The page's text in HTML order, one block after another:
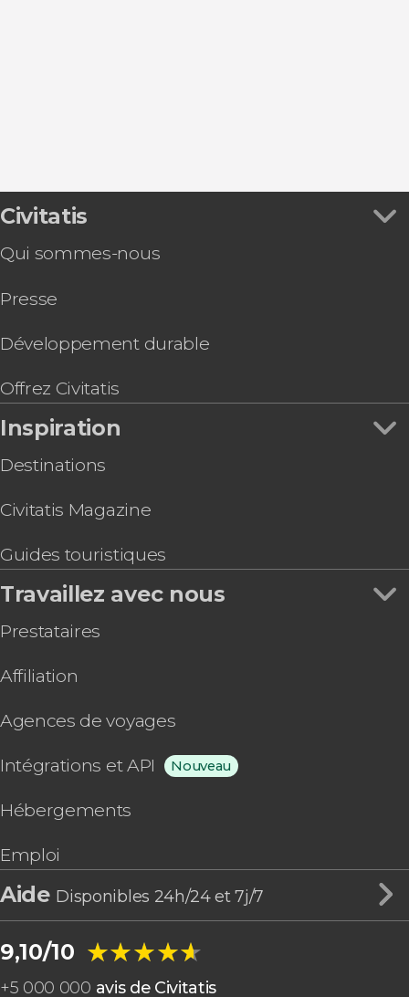
Civitatis
Qui sommes-nous
Presse
Développement durable
Offrez Civitatis
Inspiration
Destinations
Civitatis Magazine
Guides touristiques
Travaillez avec nous
Prestataires
Affiliation
Agences de voyages
Intégrations et API Nouveau
Hébergements
Emploi
Aide Disponibles 24h/24 et 7j/7
9,10/10 ★★★★★
★★★★★
+5 000 000 avis de Civitatis